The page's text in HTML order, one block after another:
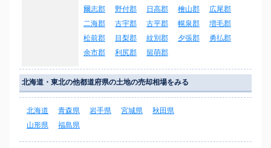
爾志郡
野付郡 日高郡 檜山郡
広尾郡
二海郡
古宇郡 古平郡 幌泉郡
増毛郡
松前郡
目梨郡 紋別郡 夕張郡
勇払郡
余市郡
利尻郡 留萌郡
北海道・東北の他都道府県の土地の売却相場をみる
北海道 青森県 岩手県 宮城県
秋田県
山形県
福島県